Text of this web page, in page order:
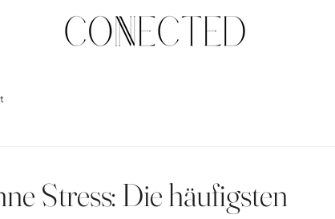
Stress: Die häufigsten